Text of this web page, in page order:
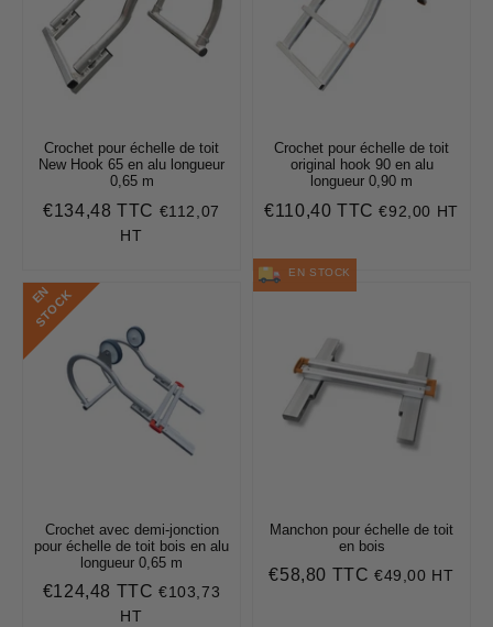
Crochet pour échelle de toit
New Hook 65 en alu longueur
0,65 m
Prix
€134,48 TTC €134,48
€112,07
HT
Crochet pour échelle de toit
original hook 90 en alu
longueur 0,90 m
Prix
€110,40 TTC€110,40
€92,00 HT
E
N
S
T
O
C
K
Crochet avec demi-jonction
pour échelle de toit bois en alu
longueur 0,65 m
Prix
€124,48 TTC €124,48
€103,73
HT
EN STOCK
Manchon pour échelle de toit
en bois
Prix
€58,80 TTC€58,80
€49,00 HT